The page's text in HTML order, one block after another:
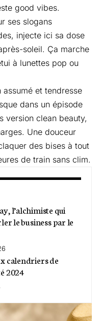
good vibes.
ses slogans
injecte ici sa dose
soleil. Ça marche
à lunettes pop ou
assumé et tendresse
dans un épisode
version clean beauty,
Une douceur
des bises à tout
de train sans clim.
l’alchimiste qui
le business par le
calendriers de
2024